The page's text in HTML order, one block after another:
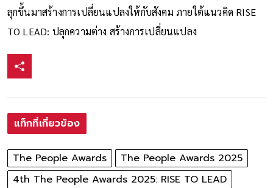
ลุกขึ้นมาสร้างการเปลี่ยนแปลงให้กับสังคม ภายใต้แนวคิด RISE
TO LEAD: ปลุกความต่าง สร้างการเปลี่ยนแปลง
แท็กที่เกี่ยวข้อง
The People Awards
The People Awards 2025
4th The People Awards 2025: RISE TO LEAD